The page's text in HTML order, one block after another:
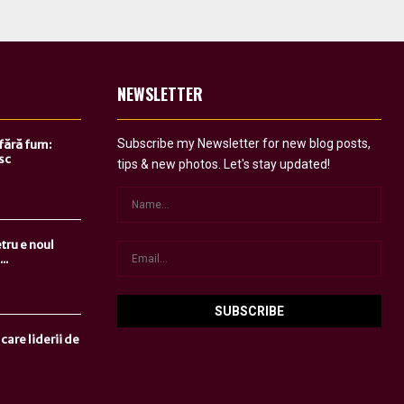
fum:
e noul
liderii de
NEWSLETTER
Subscribe my Newsletter for new blog posts,
tips & new photos. Let's stay updated!